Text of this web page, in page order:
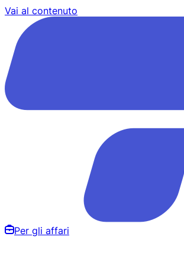
Vai al contenuto
Per gli affari